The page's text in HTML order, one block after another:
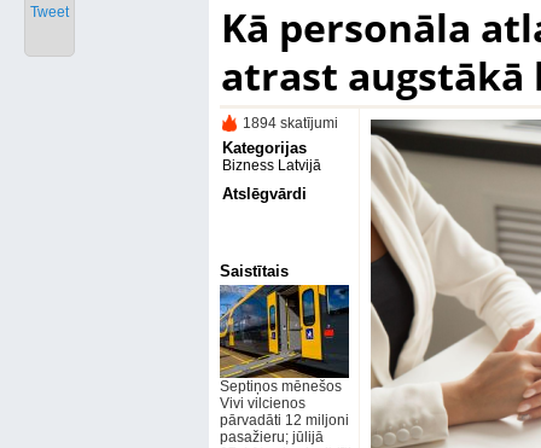
Kā personāla
atrast augstākā
1894 skatījumi
Kategorijas
Bizness Latvijā
Atslēgvārdi
Saistītais
Septiņos mēnešos
Vivi vilcienos
pārvadāti 12 miljoni
pasažieru; jūlijā
Tweet